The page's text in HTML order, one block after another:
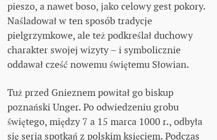
pieszo, a nawet boso, jako celowy gest pokory.
Naśladował w ten sposób tradycje
pielgrzymkowe, ale też podkreślał duchowy
charakter swojej wizyty – i symbolicznie
oddawał cześć nowemu świętemu Słowian.
Tuż przed Gnieznem powitał go biskup
poznański Unger. Po odwiedzeniu grobu
świętego, między 7 a 15 marca 1000 r., odbyła
się seria spotkań z polskim księciem. Podczas